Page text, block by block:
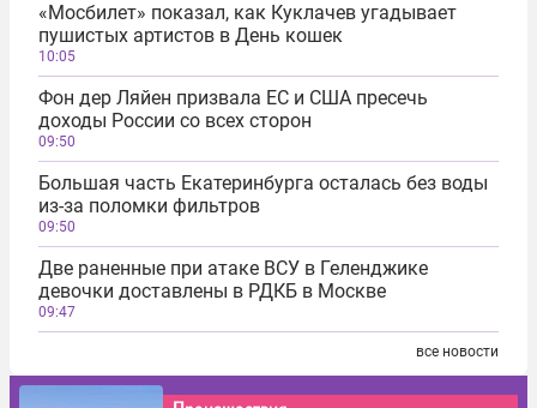
«Мосбилет» показал, как Куклачев угадывает
пушистых артистов в День кошек
10:05
Фон дер Ляйен призвала ЕС и США пресечь
доходы России со всех сторон
09:50
Большая часть Екатеринбурга осталась без воды
из-за поломки фильтров
09:50
Две раненные при атаке ВСУ в Геленджике
девочки доставлены в РДКБ в Москве
09:47
все новости